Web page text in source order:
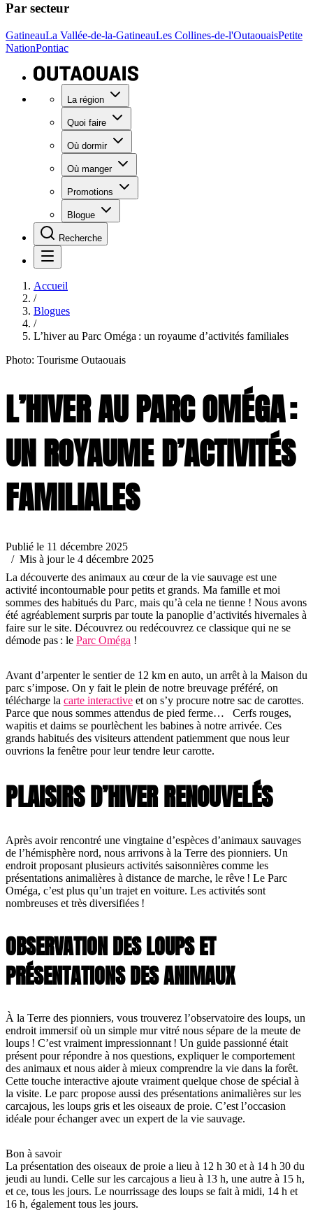
Par secteur
GatineauLa Vallée-de-la-GatineauLes Collines-de-l'OutaouaisPetite
NationPontiac
La région
Quoi faire
Où dormir
Où manger
Promotions
Blogue
Recherche
Accueil
/
Blogues
/
L’hiver au Parc Oméga : un royaume d’activités familiales
Photo: Tourisme Outaouais
L’HIVER AU PARC OMÉGA :
UN ROYAUME D’ACTIVITÉS
FAMILIALES
Publié le 11 décembre 2025
/ Mis à jour le 4 décembre 2025
La découverte des animaux au cœur de la vie sauvage est une
activité incontournable pour petits et grands. Ma famille et moi
sommes des habitués du Parc, mais qu’à cela ne tienne ! Nous avons
été agréablement surpris par toute la panoplie d’activités hivernales à
faire sur le site. Découvrez ou redécouvrez ce classique qui ne se
démode pas : le Parc Oméga !
Avant d’arpenter le sentier de 12 km en auto, un arrêt à la Maison du
parc s’impose. On y fait le plein de notre breuvage préféré, on
télécharge la carte interactive et on s’y procure notre sac de carottes.
Parce que nous sommes attendus de pied ferme… Cerfs rouges,
wapitis et daims se pourlèchent les babines à notre arrivée. Ces
grands habitués des visiteurs attendent patiemment que nous leur
ouvrions la fenêtre pour leur tendre leur carotte.
PLAISIRS D’HIVER RENOUVELÉS
Après avoir rencontré une vingtaine d’espèces d’animaux sauvages
de l’hémisphère nord, nous arrivons à la Terre des pionniers. Un
endroit proposant plusieurs activités saisonnières comme les
présentations animalières à distance de marche, le rêve ! Le Parc
Oméga, c’est plus qu’un trajet en voiture. Les activités sont
nombreuses et très diversifiées !
OBSERVATION DES LOUPS ET
PRÉSENTATIONS DES ANIMAUX
À la Terre des pionniers, vous trouverez l’observatoire des loups, un
endroit immersif où un simple mur vitré nous sépare de la meute de
loups ! C’est vraiment impressionnant ! Un guide passionné était
présent pour répondre à nos questions, expliquer le comportement
des animaux et nous aider à mieux comprendre la vie dans la forêt.
Cette touche interactive ajoute vraiment quelque chose de spécial à
la visite. Le parc propose aussi des présentations animalières sur les
carcajous, les loups gris et les oiseaux de proie. C’est l’occasion
idéale pour échanger avec un expert de la vie sauvage.
Bon à savoir
La présentation des oiseaux de proie a lieu à 12 h 30 et à 14 h 30 du
jeudi au lundi. Celle sur les carcajous a lieu à 13 h, une autre à 15 h,
et ce, tous les jours. Le nourrissage des loups se fait à midi, 14 h et
16 h, également tous les jours.